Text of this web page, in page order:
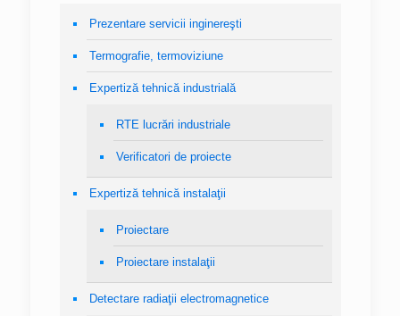
Prezentare servicii inginereşti
Termografie, termoviziune
Expertiză tehnică industrială
RTE lucrări industriale
Verificatori de proiecte
Expertiză tehnică instalaţii
Proiectare
Proiectare instalaţii
Detectare radiaţii electromagnetice